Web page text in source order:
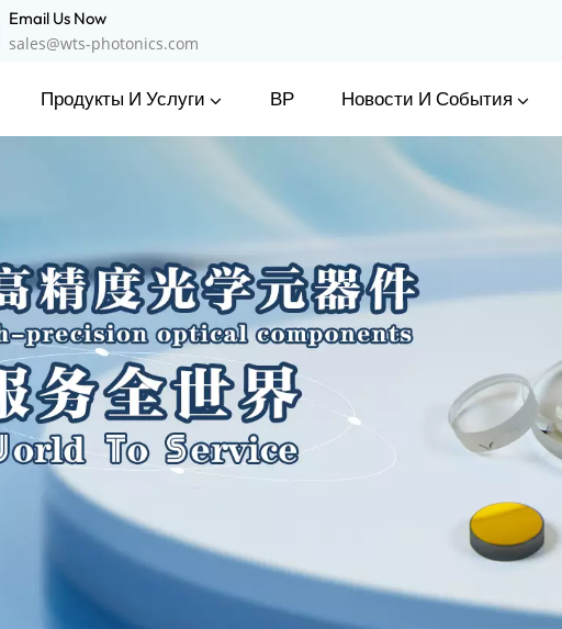
Email Us Now
sales@wts-photonics.com
Продукты И Услуги ВР Новости И События